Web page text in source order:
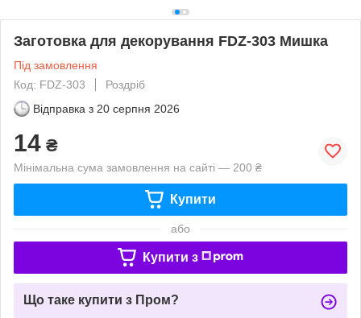
Заготовка для декорування FDZ-303 Мишка
Під замовлення
Код: FDZ-303
Роздріб
Відправка з 20 серпня 2026
14 ₴
Мінімальна сума замовлення на сайті — 200 ₴
Купити
або
Купити з
Що таке купити з Пром?